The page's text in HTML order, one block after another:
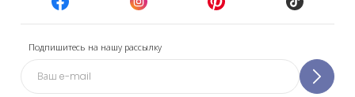
Подпишитесь на нашу рассылку